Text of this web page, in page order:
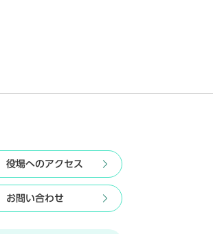
役場へのアクセス
お問い合わせ